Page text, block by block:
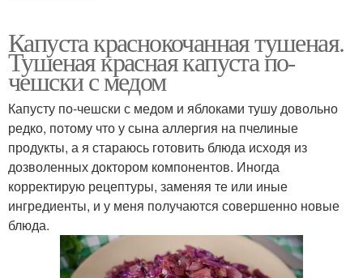
Капуста краснокочанная тушеная.
Тушеная красная капуста по-
чешски с медом
Капусту по-чешски с медом и яблоками тушу довольно
редко, потому что у сына аллергия на пчелиные
продукты, а я стараюсь готовить блюда исходя из
дозволенных доктором компонентов. Иногда
корректирую рецептуры, заменяя те или иные
ингредиенты, и у меня получаются совершенно новые
блюда.